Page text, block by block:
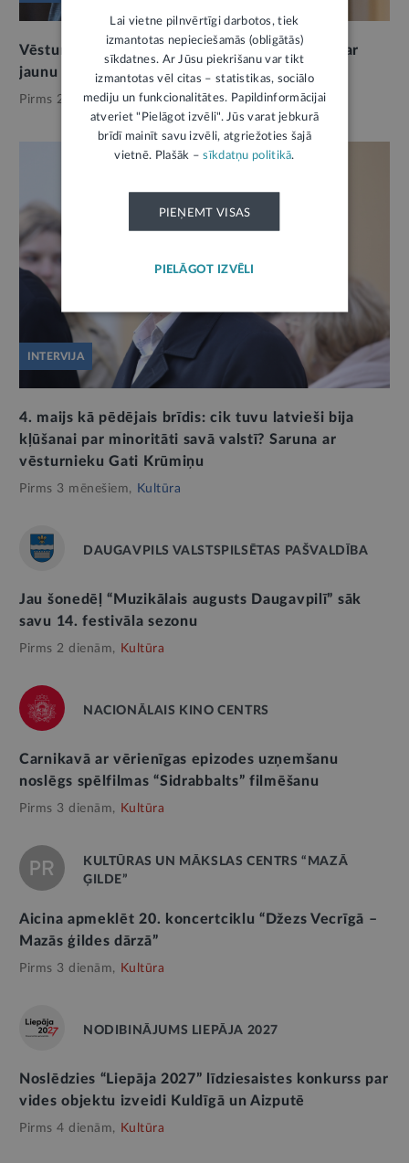
Vēsturnieks: Ulmanim nebija skaidras idejas par
jaunu konstitucionālo ietvaru
Pirms 2 mēnešiem, Kultūra
INTERVIJA
4. maijs kā pēdējais brīdis: cik tuvu latvieši bija
kļūšanai par minoritāti savā valstī? Saruna ar
vēsturnieku Gati Krūmiņu
Pirms 3 mēnešiem, Kultūra
DAUGAVPILS VALSTSPILSĒTAS PAŠVALDĪBA
Jau šonedēļ “Muzikālais augusts Daugavpilī” sāk
savu 14. festivāla sezonu
Pirms 2 dienām, Kultūra
NACIONĀLAIS KINO CENTRS
Carnikavā ar vērienīgas epizodes uzņemšanu
noslēgs spēlfilmas “Sidrabbalts” filmēšanu
Pirms 3 dienām, Kultūra
KULTŪRAS UN MĀKSLAS CENTRS “MAZĀ
ĢILDE”
Aicina apmeklēt 20. koncertciklu “Džezs Vecrīgā –
Mazās ģildes dārzā”
Pirms 3 dienām, Kultūra
NODIBINĀJUMS LIEPĀJA 2027
Noslēdzies “Liepāja 2027” līdziesaistes konkurss par
vides objektu izveidi Kuldīgā un Aizputē
Pirms 4 dienām, Kultūra
Lai vietne pilnvērtīgi darbotos, tiek
izmantotas nepieciešamās (obligātās)
sīkdatnes. Ar Jūsu piekrišanu var tikt
izmantotas vēl citas – statistikas, sociālo
mediju un funkcionalitātes. Papildinformācijai
atveriet "Pielāgot izvēli". Jūs varat jebkurā
brīdī mainīt savu izvēli, atgriežoties šajā
vietnē. Plašāk –sīkdatņu politikā.
PIEŅEMT VISAS
PIELĀGOT IZVĒLI